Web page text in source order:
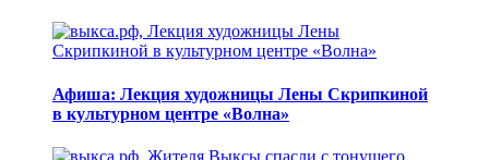
Афиша: Лекция художницы Лены Скрипкиной
в культурном центре «Волна»